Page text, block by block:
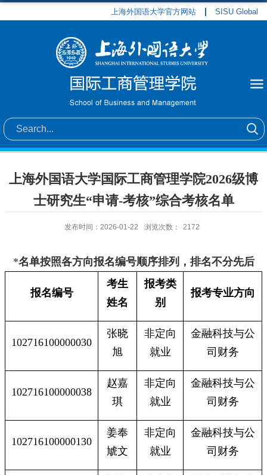
上海外国语大学官方网站 SISU Global
上海外国语大学国际工商管理学院2026级博
士研究生“申请-考核”综合考核名单
发布时间：2026-01-22 浏览次数： 2172
*名单按照各方向报名编号顺序排列，排名不分先后
报名编号
考生
姓名
报考类
别
报考专业方向
102716100000030
张晓
旭
非定向
就业
金融科技与公
司财务
102716100000038
赵嘉
琪
非定向
就业
金融科技与公
司财务
102716100000130
姜奉
虓文
非定向
就业
金融科技与公
司财务